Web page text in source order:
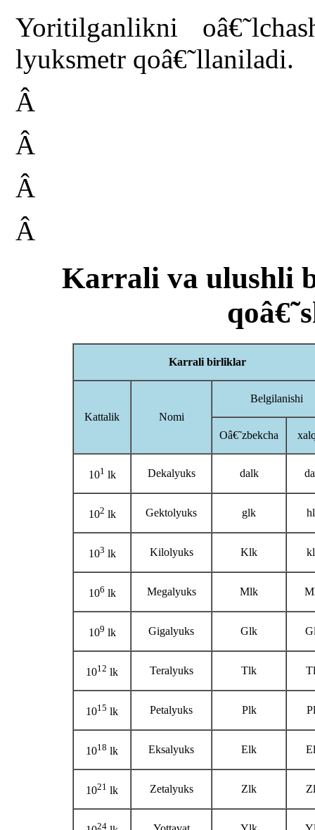
Yoritilganlikni
lyuksmetr qoâ€˜llaniladi.
Â
Â
Â
Â
Karrali va ulushli
Karrali birliklar
Kattalik Nomi
Belgilanishi
Oâ€˜zbekcha
101 lk Dekalyuks dalk
102 lk Gektolyuks glk
103 lk Kilolyuks Klk
106 lk Megalyuks Mlk
109 lk Gigalyuks Glk
1012 lk Teralyuks Tlk
1015 lk Petalyuks Plk
1018 lk Eksalyuks Elk
1021 lk Zetalyuks Zlk
24